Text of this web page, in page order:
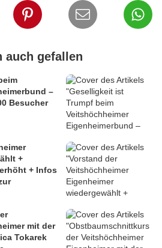
auch gefallen
–
Besucher
+
+ Infos
mit der
Tokarek